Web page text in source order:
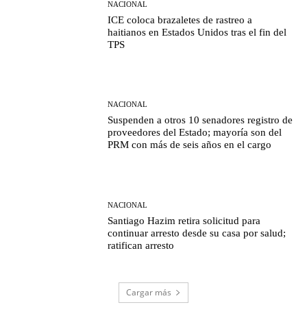
NACIONAL
ICE coloca brazaletes de rastreo a
haitianos en Estados Unidos tras el fin del
TPS
NACIONAL
Suspenden a otros 10 senadores registro de
proveedores del Estado; mayoría son del
PRM con más de seis años en el cargo
NACIONAL
Santiago Hazim retira solicitud para
continuar arresto desde su casa por salud;
ratifican arresto
Cargar más